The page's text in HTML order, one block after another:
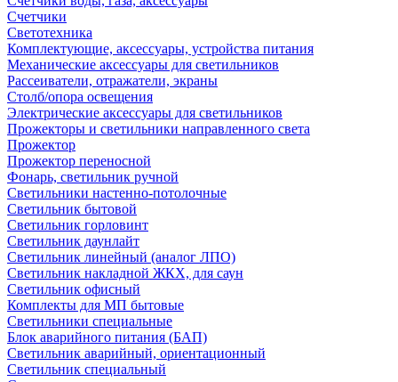
Счетчики
Светотехника
Комплектующие, аксессуары, устройства питания
Механические аксессуары для светильников
Рассеиватели, отражатели, экраны
Столб/опора освещения
Электрические аксессуары для светильников
Прожекторы и светильники направленного света
Прожектор
Прожектор переносной
Фонарь, светильник ручной
Светильники настенно-потолочные
Светильник бытовой
Светильник горловинт
Светильник даунлайт
Светильник линейный (аналог ЛПО)
Светильник накладной ЖКХ, для саун
Светильник офисный
Комплекты для МП бытовые
Светильники специальные
Блок аварийного питания (БАП)
Светильник аварийный, ориентационный
Светильник специальный